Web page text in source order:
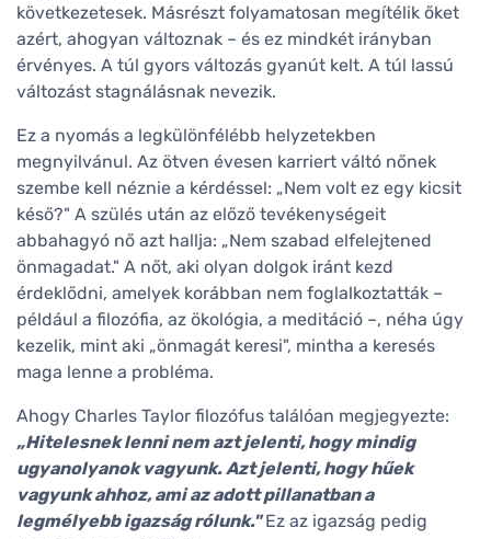
következetesek. Másrészt folyamatosan megítélik őket
azért, ahogyan változnak – és ez mindkét irányban
érvényes. A túl gyors változás gyanút kelt. A túl lassú
változást stagnálásnak nevezik.
Ez a nyomás a legkülönfélébb helyzetekben
megnyilvánul. Az ötven évesen karriert váltó nőnek
szembe kell néznie a kérdéssel: „Nem volt ez egy kicsit
késő?" A szülés után az előző tevékenységeit
abbahagyó nő azt hallja: „Nem szabad elfelejtened
önmagadat." A nőt, aki olyan dolgok iránt kezd
érdeklődni, amelyek korábban nem foglalkoztatták –
például a filozófia, az ökológia, a meditáció –, néha úgy
kezelik, mint aki „önmagát keresi", mintha a keresés
maga lenne a probléma.
Ahogy Charles Taylor filozófus találóan megjegyezte:
„Hitelesnek lenni nem azt jelenti, hogy mindig
ugyanolyanok vagyunk. Azt jelenti, hogy hűek
vagyunk ahhoz, ami az adott pillanatban a
legmélyebb igazság rólunk."Ez az igazság pedig